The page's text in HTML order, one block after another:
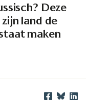
Deze
land de
maken